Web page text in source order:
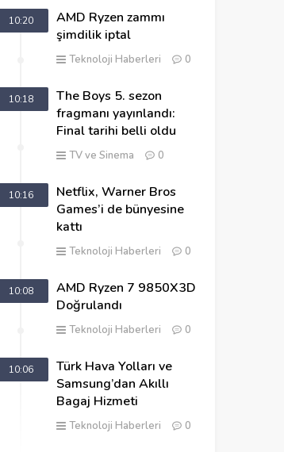
10:20
AMD Ryzen zammı
şimdilik iptal
Teknoloji Haberleri 0
10:18
The Boys 5. sezon
fragmanı yayınlandı:
Final tarihi belli oldu
TV ve Sinema 0
10:16
Netflix, Warner Bros
Games’i de bünyesine
kattı
Teknoloji Haberleri 0
10:08
AMD Ryzen 7 9850X3D
Doğrulandı
Teknoloji Haberleri 0
10:06
Türk Hava Yolları ve
Samsung’dan Akıllı
Bagaj Hizmeti
Teknoloji Haberleri 0